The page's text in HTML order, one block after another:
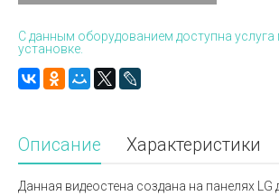
С данным оборудованием доступна услуга
установке.
Описание Характеристики
Данная видеостена создана на панелях LG